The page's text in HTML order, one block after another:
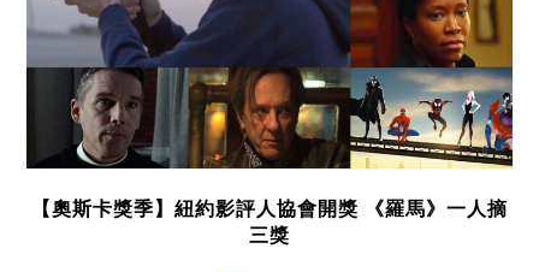
【奧斯卡獎季】紐約影評人協會開獎 《羅馬》一人摘
三獎